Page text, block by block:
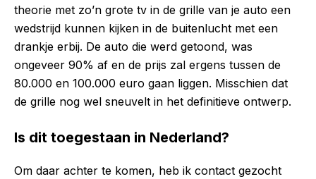
theorie met zo’n grote tv in de grille van je auto een
wedstrijd kunnen kijken in de buitenlucht met een
drankje erbij. De auto die werd getoond, was
ongeveer 90% af en de prijs zal ergens tussen de
80.000 en 100.000 euro gaan liggen. Misschien dat
de grille nog wel sneuvelt in het definitieve ontwerp.
Is dit toegestaan in Nederland?
Om daar achter te komen, heb ik contact gezocht